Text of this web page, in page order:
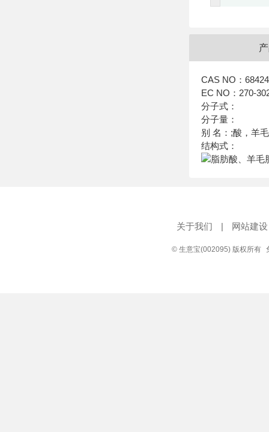
CAS NO：
EC NO：270-
分子式：
分子量：
别 名：;酸，羊
结构式：
关于我们 | 网站建设
© 生意宝(002095) 版权所有